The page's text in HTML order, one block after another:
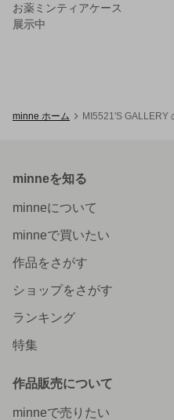
お薬ミンティアケース
展示中
minne ホーム MI5521'S GALLERY
minneを知る
minneについて
minneで買いたい
作品をさがす
ショップをさがす
ランキング
特集
作品販売について
minneで売りたい